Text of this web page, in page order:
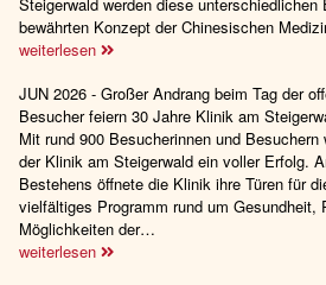
bewährten Konzept der Chinesischen
weiterlesen
JUN 2026 - Großer Andrang beim Tag der
Besucher feiern 30 Jahre Klinik am
Mit rund 900 Besucherinnen und Besuchern
der Klinik am Steigerwald ein voller Erfolg.
Bestehens öffnete die Klinik ihre Türen für
vielfältiges Programm rund um Gesundheit,
Möglichkeiten der…
weiterlesen